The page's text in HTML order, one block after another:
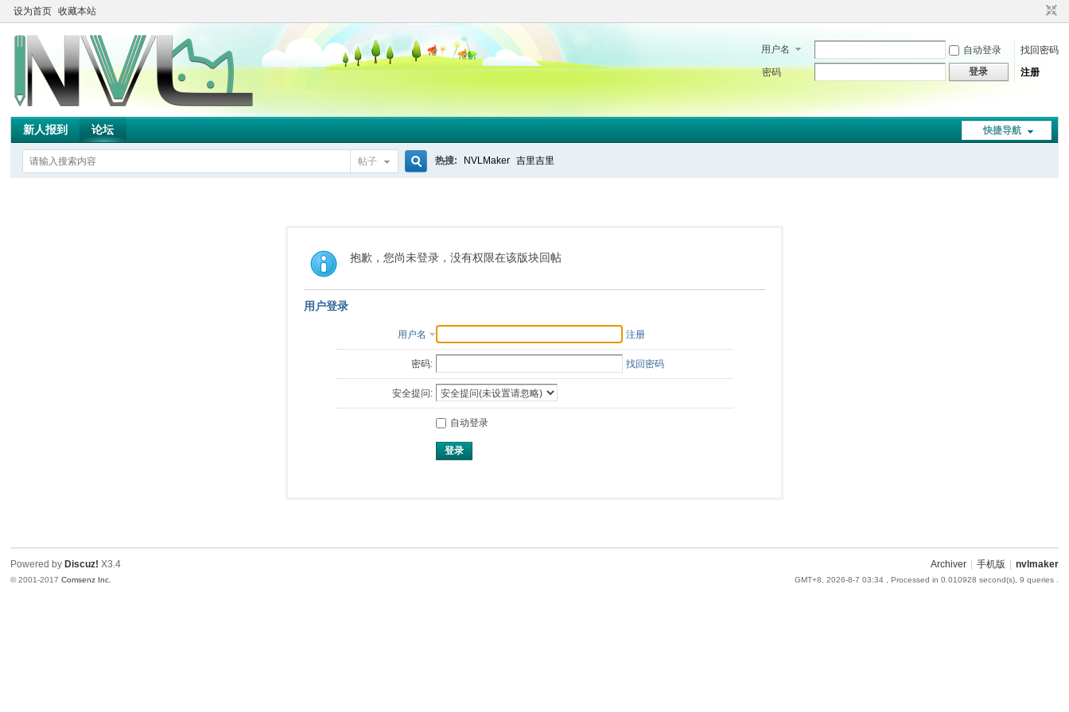
设为首页 收藏本站
用户名 自动登录
找回密码
密码
登录 注册
快捷导航
新人报到 论坛
帖子
索
热搜: NVLMaker 吉里吉里
抱歉，您尚未登录，没有权限在该版块回帖
用户登录
用户名 注册
密码: 找回密码
安全提问:
自动登录
登录
Archiver 手机版 nvlmaker
GMT+8, 2026-8-7 03:34, Processed in 0.010928 second(s), 9 queries .
Powered by Discuz! X3.4
© 2001-2017Comsenz Inc.